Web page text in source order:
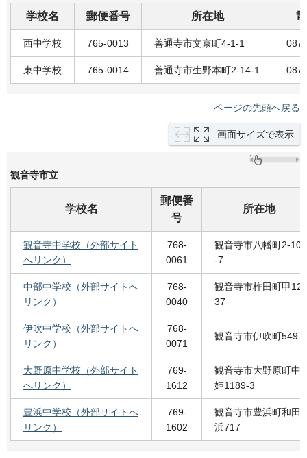
学校名 郵便番号 所在地
西中学校 765-0013 善通寺市文京町4-1-1
東中学校 765-0014 善通寺市生野本町2-14-1
ページの先頭へ戻る
画面サイズで表示
観音寺市立
学校名
郵便番
号
所在地
観音寺中学校（外部サイト
へリンク）
768-
0061
観音寺市八幡町2-10
-7
中部中学校（外部サイトへ
リンク）
768-
0040
観音寺市柞田町甲12
37
伊吹中学校（外部サイトへ
リンク）
768-
0071
観音寺市伊吹町549
大野原中学校（外部サイト
へリンク）
769-
1612
観音寺市大野原町中
姫1189-3
豊浜中学校（外部サイトへ
リンク）
769-
1602
観音寺市豊浜町和田
浜717